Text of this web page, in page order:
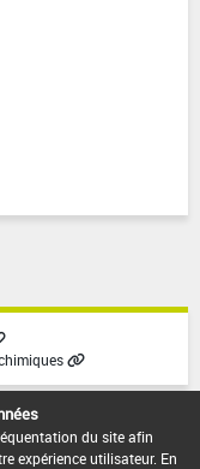
du site afin
expérience utilisateur. En